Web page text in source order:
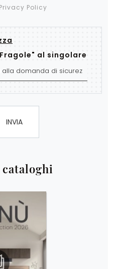
Privacy Policy
al singolare
INVIA